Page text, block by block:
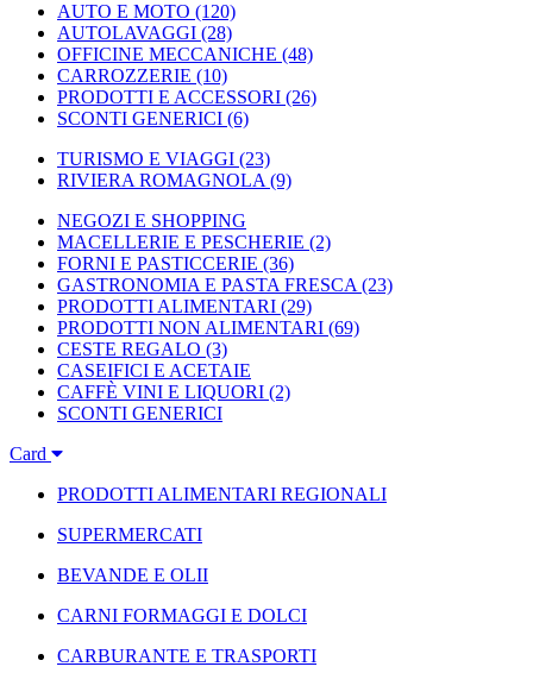
AUTO E MOTO (120)
AUTOLAVAGGI (28)
OFFICINE MECCANICHE (48)
CARROZZERIE (10)
PRODOTTI E ACCESSORI (26)
SCONTI GENERICI (6)
TURISMO E VIAGGI (23)
RIVIERA ROMAGNOLA (9)
NEGOZI E SHOPPING
MACELLERIE E PESCHERIE (2)
FORNI E PASTICCERIE (36)
GASTRONOMIA E PASTA FRESCA (23)
PRODOTTI ALIMENTARI (29)
PRODOTTI NON ALIMENTARI (69)
CESTE REGALO (3)
CASEIFICI E ACETAIE
CAFFÈ VINI E LIQUORI (2)
SCONTI GENERICI
Card
PRODOTTI ALIMENTARI REGIONALI
SUPERMERCATI
BEVANDE E OLII
CARNI FORMAGGI E DOLCI
CARBURANTE E TRASPORTI